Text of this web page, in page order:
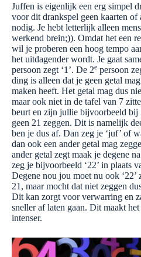
Juffen is eigenlijk een erg simpel
voor dit drankspel geen kaarten of
nodig. Je hebt letterlijk alleen
werkend brein;)). Omdat het een
wil je proberen een hoog tempo
het uitdagender wordt. Je gaat
persoon zegt ‘1’. De 2e persoon
ding is alleen dat je geen getal
maken heeft. Het getal mag dus
maar ook niet in de tafel van 7
beurt en zijn jullie bijvoorbeeld bij
geen 21 zeggen. Dit is namelijk
ben je dus af. Dan zeg je ‘juf’ of
dan ook een ander getal mag
ander getal zegt maak je degene
zeg je bijvoorbeeld ‘22’ in plaats
Degene nou jou moet nu ook ‘22’
21, maar mocht dat niet zeggen
Dit kan zorgt voor verwarring en
sneller af laten gaan. Dit maakt
intenser.